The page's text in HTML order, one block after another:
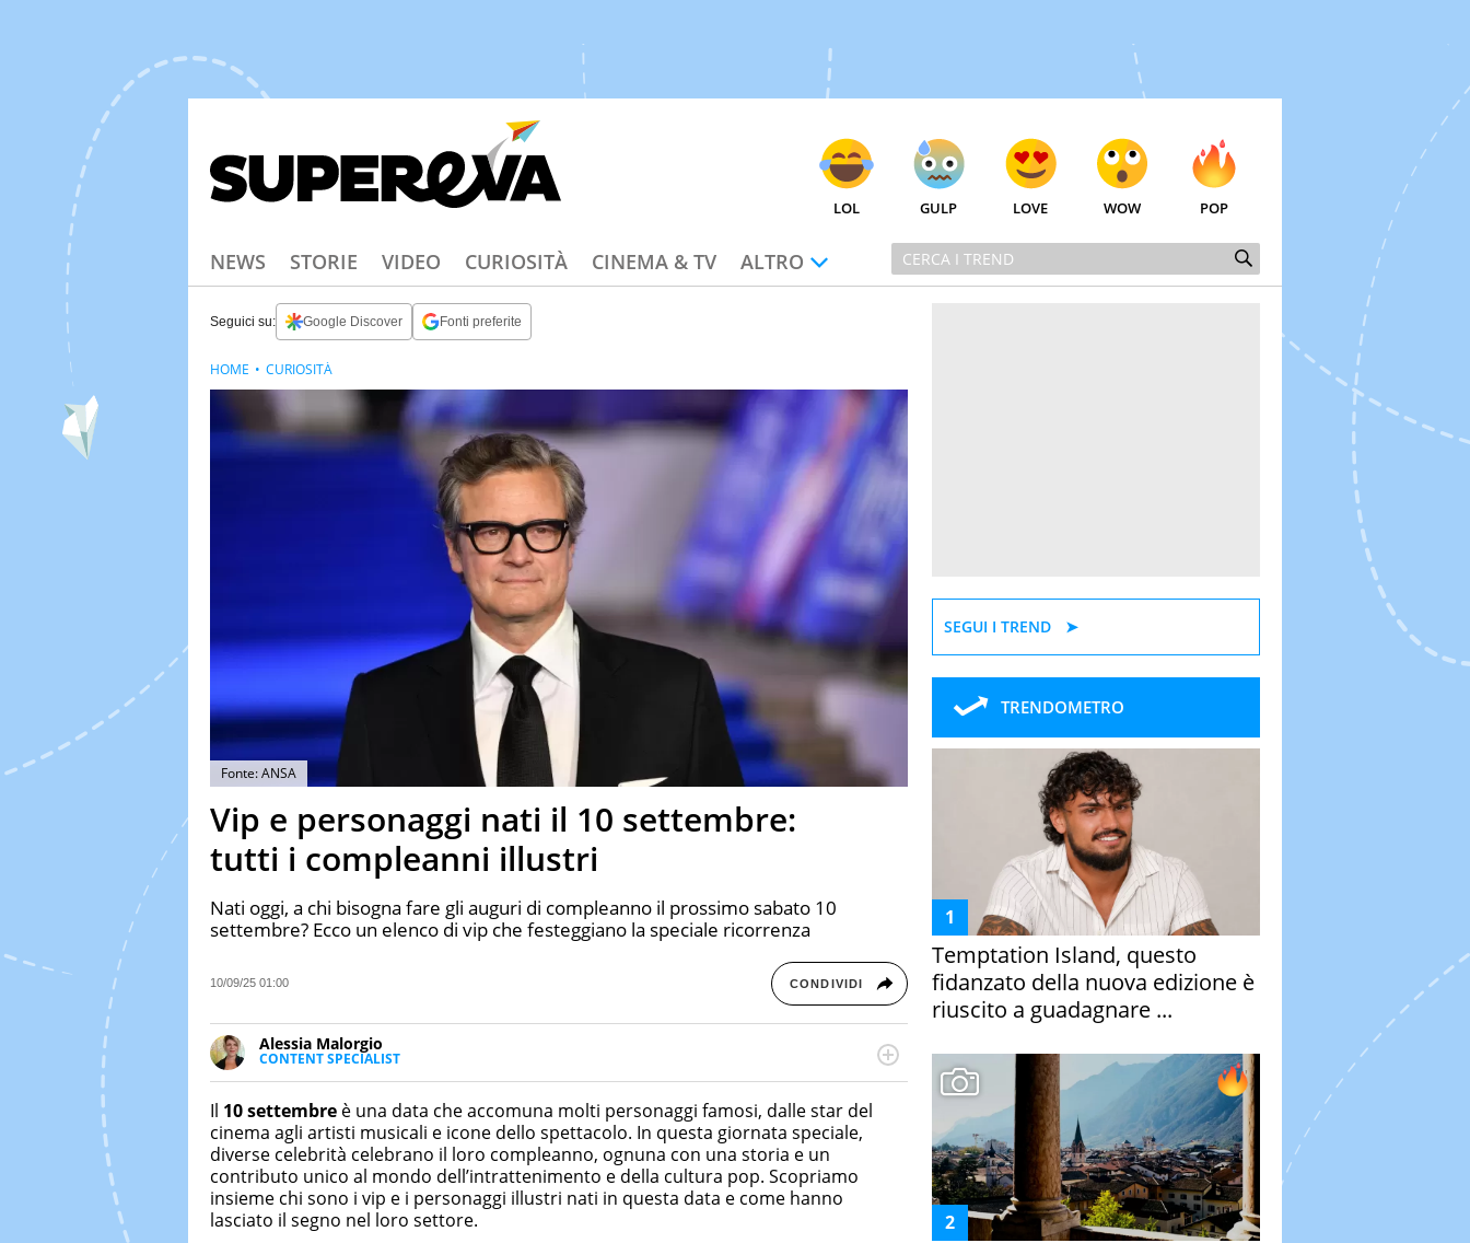
LOL GULP LOVE WOW POP
NEWS STORIE VIDEO CURIOSITÀ CINEMA & TV ALTRO
Seguici su: Google Discover Fonti preferite
Fonte: ANSA
Vip e personaggi nati il 10 settembre:
tutti i compleanni illustri
Nati oggi, a chi bisogna fare gli auguri di compleanno il prossimo sabato 10
settembre? Ecco un elenco di vip che festeggiano la speciale ricorrenza
10/09/25 01:00 CONDIVIDI
Alessia Malorgio
CONTENT SPECIALIST
Ha conseguito un Master in Marketing Management e Google Digital Training su
di strategie marketing attraverso canali digitali.
HOME CURIOSITÀ
Il 10 settembre è una data che accomuna molti personaggi famosi, dalle star del
cinema agli artisti musicali e icone dello spettacolo. In questa giornata speciale,
diverse celebrità celebrano il loro compleanno, ognuna con una storia e un
contributo unico al mondo dell’intrattenimento e della cultura pop. Scopriamo
insieme chi sono i vip e i personaggi illustri nati in questa data e come hanno
lasciato il segno nel loro settore.
SEGUI I TREND
TRENDOMETRO
Temptation Island, questo
fidanzato della nuova edizione è
riuscito a guadagnare ...